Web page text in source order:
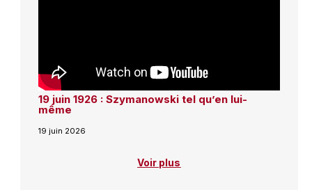
19 juin 1926 : Szymanowski tel qu’en lui-
même
19 juin 2026
Voir plus